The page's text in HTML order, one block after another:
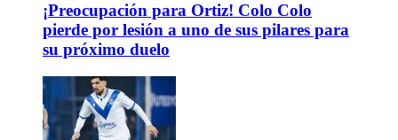
¡Preocupación para Ortiz! Colo Colo
pierde por lesión a uno de sus pilares para
su próximo duelo